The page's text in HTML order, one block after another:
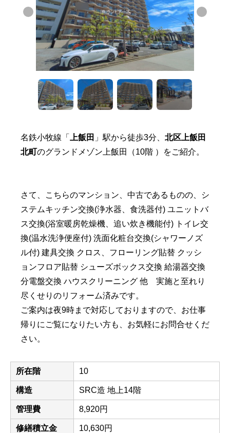
名鉄小牧線「 上飯田 」駅から徒歩3分、 北区上飯田
北町のグランドメゾン上飯田（10階 ）をご紹介。
さて、こちらのマンション、中古であるものの、シ
ステムキッチン交換(浄水器、食洗器付) ユニットバ
ス交換(浴室暖房乾燥機、追い炊き機能付) トイレ交
換(温水洗浄便座付) 洗面化粧台交換(シャワーノズ
ル付) 建具交換 クロス、フローリング貼替 クッシ
ョンフロア貼替 シューズボックス交換 給湯器交換
分電盤交換 ハウスクリーニング 他 実施と至れり
尽くせりのリフォーム済みです。
ご案内は夜9時まで対応しておりますので、お仕事
帰りにご覧になりたい方も、お気軽にお問合せくだ
さい。
所在階 10
構造 SRC造 地上14階
管理費 8,920円
修繕積立金 10,630円